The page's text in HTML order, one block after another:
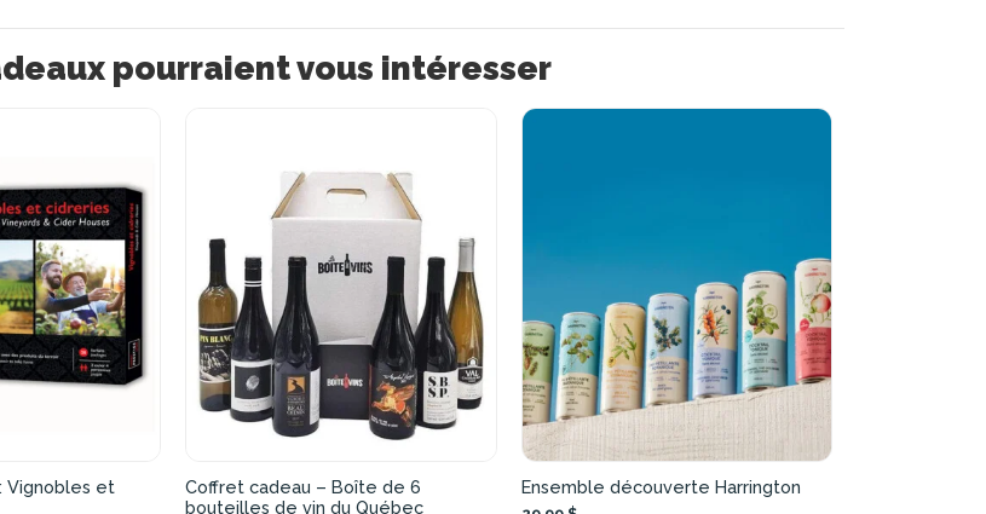
pourraient vous intéresser
Vignobles et
Coffret cadeau – Boîte de 6
bouteilles de vin du Québec
Ensemble découverte Harrington